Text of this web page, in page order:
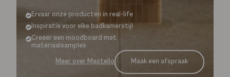
Ervaar onze producten in real-life
Inspiratie voor elke badkamerstijl
Creëer een moodboard met
materiaalsamples
Meer over Mastello Maak een afspraak